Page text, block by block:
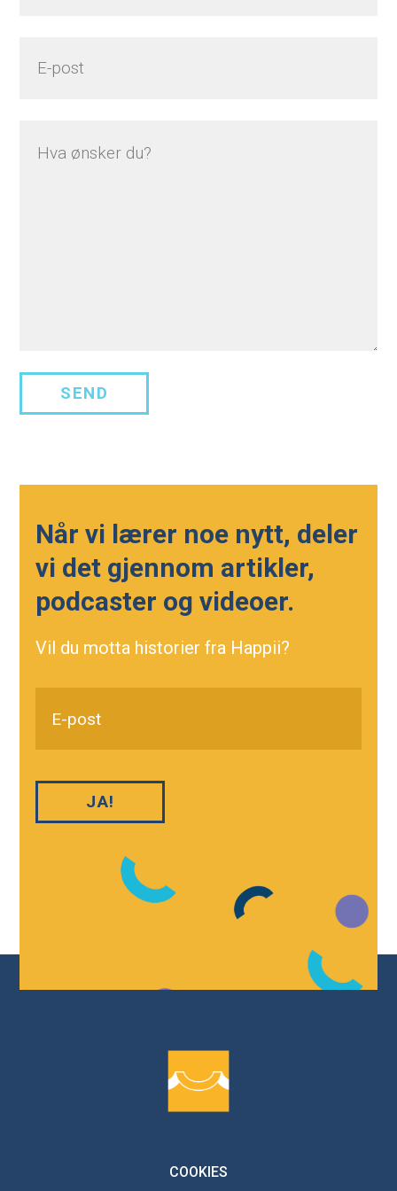
Når vi lærer noe nytt, deler
vi det gjennom artikler,
podcaster og videoer.
Vil du motta historier fra Happii?
COOKIES